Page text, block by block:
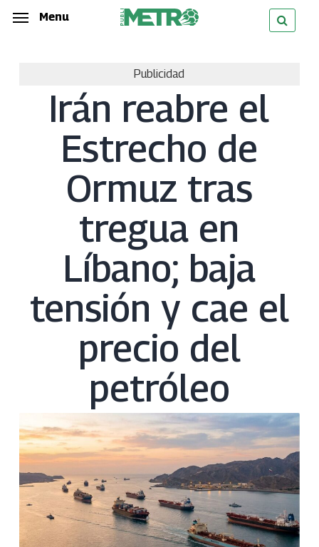
Skip
Menu
Publicidad
Irán reabre el
Estrecho de
Ormuz tras
tregua en
Líbano; baja
tensión y cae el
precio del
petróleo
Menu